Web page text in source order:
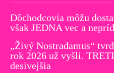
Dôchodcovia môžu
však JEDNA vec a
„Živý Nostradamus“
rok 2026 už vyšli.
desivejšia